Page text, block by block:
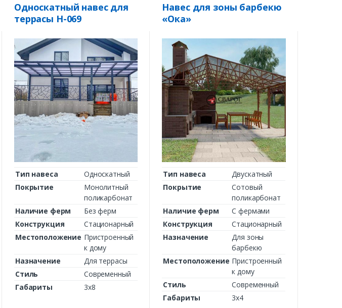
Односкатный навес для
террасы Н-069
Тип навеса
Односкатный
Покрытие
Монолитный
поликарбонат
Наличие ферм
Без ферм
Конструкция
Стационарный
Местоположение Пристроенный
к дому
Назначение
Для террасы
Стиль
Современный
Габариты
3х8
Навес для зоны барбекю
«Ока»
Тип навеса
Двускатный
Покрытие
Сотовый
поликарбонат
Наличие ферм
С фермами
Конструкция
Стационарный
Назначение
Для зоны
барбекю
Местоположение Пристроенный
к дому
Стиль
Современный
Габариты
3х4